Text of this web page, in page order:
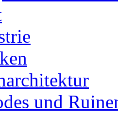
und